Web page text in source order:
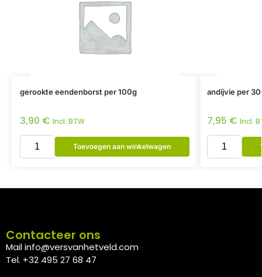
gerookte eendenborst per 100g
3,90 € Incl. BTW
Toevoegen aan winkelwagen
andijvie per
7,95 € Incl.
Contacteer ons
Mail info@versvanhetveld.com
Tel. +32 495 27 68 47